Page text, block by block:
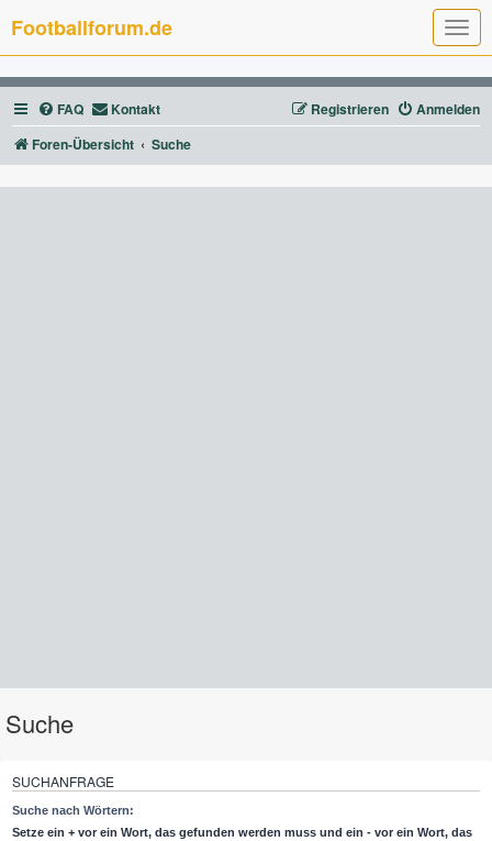
T
o
g
g
l
e
n
g
Footballforum.de
FAQ Kontakt Anmelden
Registrieren
Foren-Übersicht
Suche
Suche
SUCHANFRAGE
Suche nach Wörtern:
Setze ein + vor ein Wort, das gefunden werden muss und ein - vor ein Wort, das